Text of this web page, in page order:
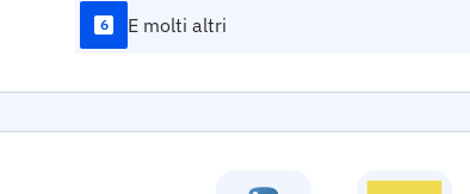
6 E molti altri